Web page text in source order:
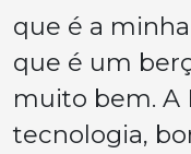
que é a
que é um
muito bem. A
tecnologia,